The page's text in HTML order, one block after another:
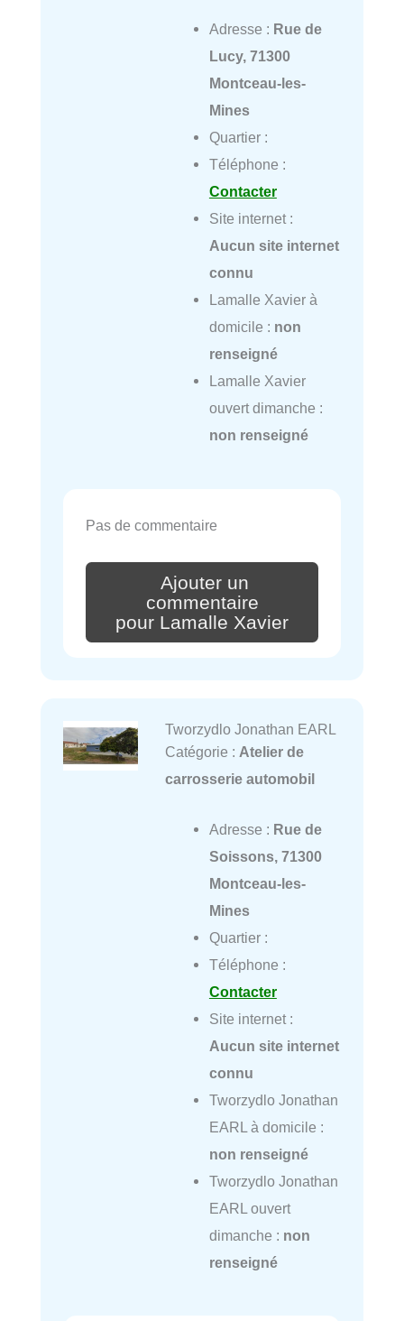
Adresse : Rue de
Lucy, 71300
Montceau-les-
Mines
Quartier :
Téléphone :
Contacter
Site internet :
Aucun site internet
connu
Lamalle Xavier à
domicile : non
renseigné
Lamalle Xavier
ouvert dimanche :
non renseigné
Pas de commentaire
Ajouter un
commentaire
pour Lamalle Xavier
Tworzydlo Jonathan EARL
Catégorie : Atelier de
carrosserie automobil
Adresse : Rue de
Soissons, 71300
Montceau-les-
Mines
Quartier :
Téléphone :
Contacter
Site internet :
Aucun site internet
connu
Tworzydlo Jonathan
EARL à domicile :
non renseigné
Tworzydlo Jonathan
EARL ouvert
dimanche : non
renseigné